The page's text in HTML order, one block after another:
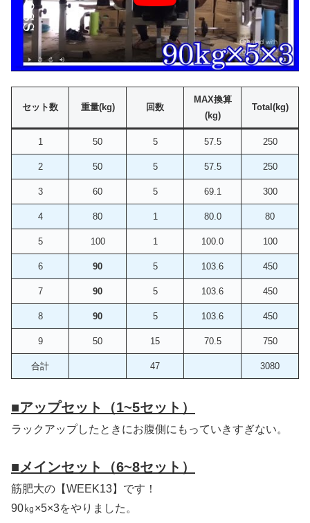
セット数 重量(kg) 回数
MAX換算
(kg)
Total(kg)
1 50 5 57.5 250
2 50 5 57.5 250
3 60 5 69.1 300
4 80 1 80.0 80
5 100 1 100.0 100
6 90 5 103.6 450
7 90 5 103.6 450
8 90 5 103.6 450
9 50 15 70.5 750
合計 47 3080
■アップセット（1~5セット）
ラックアップしたときにお腹側にもっていきすぎない。
■メインセット（6~8セット）
筋肥大の【WEEK13】です！
90㎏×5×3をやりました。